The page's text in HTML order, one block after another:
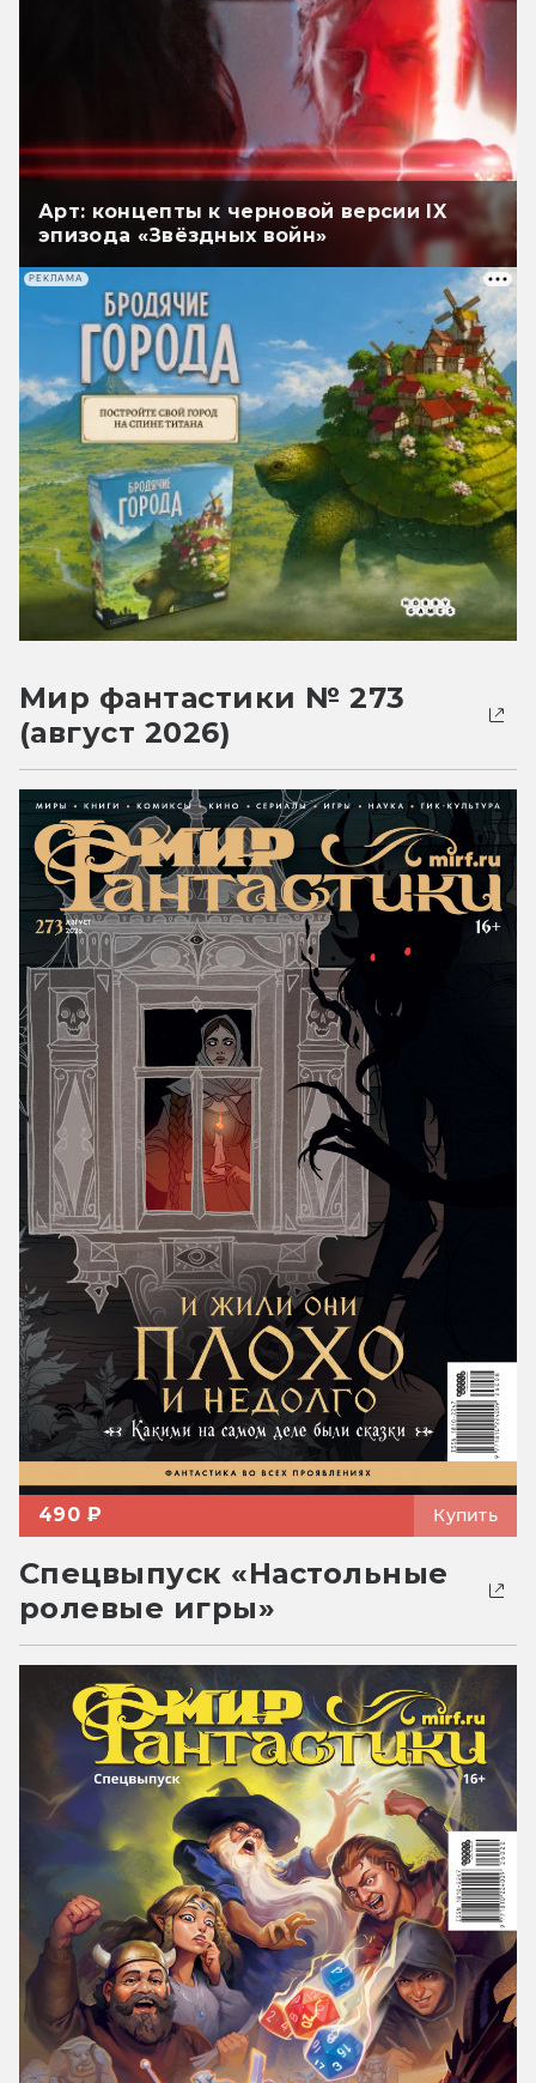
Арт: концепты к черновой версии IX
эпизода «Звёздных войн»
РЕКЛАМА
Мир фантастики № 273
(август 2026)
490 ₽ Купить
Спецвыпуск «Настольные
ролевые игры»